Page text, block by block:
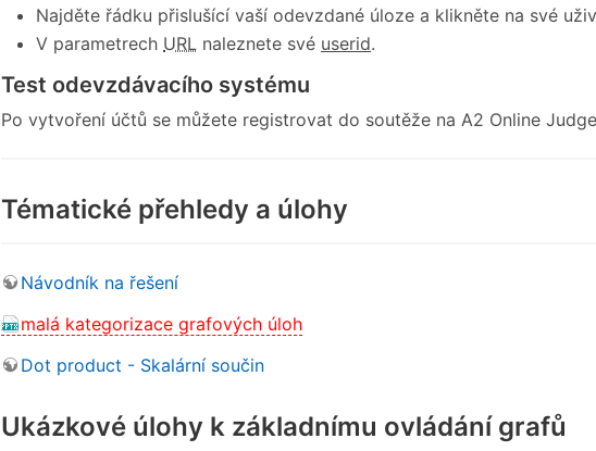
Najděte řádku přislušící vaší odevzdané úloze a klikněte na své
V parametrech URL naleznete své userid.
Test odevzdávacího systému
Po vytvoření účtů se můžete registrovat do soutěže na A2 Online
Tématické přehledy a úlohy
Návodník na řešení
malá kategorizace grafových úloh
Dot product - Skalární součin
Ukázkové úlohy k základnímu ovládání grafů